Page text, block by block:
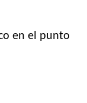
en el punto